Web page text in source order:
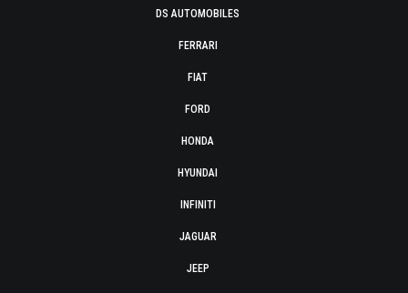
DS AUTOMOBILES
FERRARI
FIAT
FORD
HONDA
HYUNDAI
INFINITI
JAGUAR
JEEP